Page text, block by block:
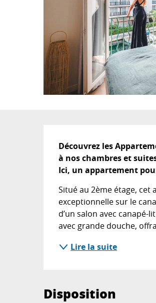
Découvrez les
à nos chambres et
Ici, un appartement
Situé au 2ème étage,
exceptionnelle sur le
d’un salon avec canapé-
avec grande douche,
Lire la suite
Disposition